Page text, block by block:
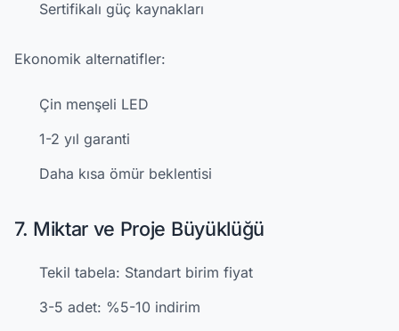
Sertifikalı güç kaynakları
Ekonomik alternatifler:
Çin menşeli LED
1-2 yıl garanti
Daha kısa ömür beklentisi
7. Miktar ve Proje Büyüklüğü
Tekil tabela: Standart birim fiyat
3-5 adet: %5-10 indirim